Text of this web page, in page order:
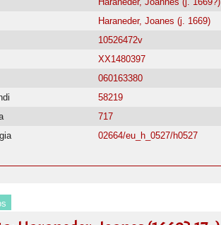
Haraneder, Joanes (j. 1669)
10526472v
XX1480397
060163380
58219
717
02664/eu_h_0527/h0527